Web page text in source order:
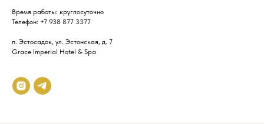
Время работы: круглосуточно
Телефон: +7 938 877 3377
п. Эстосадок, ул. Эстонская, д. 7
Grace Imperial Hotel & Spa